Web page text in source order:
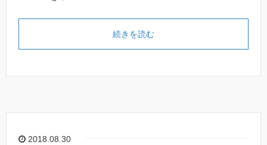
続きを読む
2018.08.30